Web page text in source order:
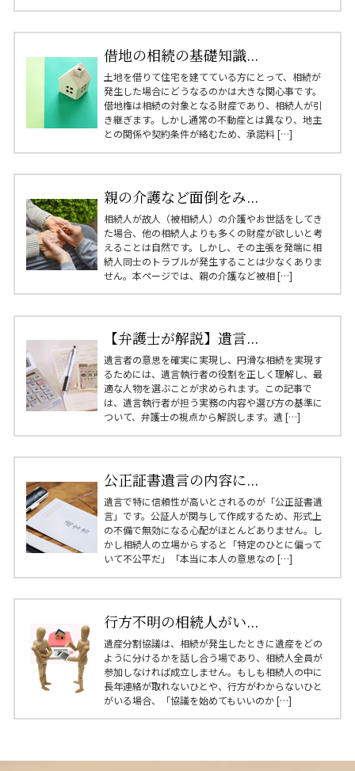
借地の相続の基礎知識...
土地を借りて住宅を建てている方にとって、相続が
発生した場合にどうなるのかは大きな関心事です。
借地権は相続の対象となる財産であり、相続人が引
き継ぎます。しかし通常の不動産とは異なり、地主
との関係や契約条件が絡むため、承諾料 […]
親の介護など面倒をみ...
相続人が故人（被相続人）の介護やお世話をしてき
た場合、他の相続人よりも多くの財産が欲しいと考
えることは自然です。しかし、その主張を発端に相
続人同士のトラブルが発生することは少なくありま
せん。本ページでは、親の介護など被相 […]
【弁護士が解説】遺言...
遺言者の意思を確実に実現し、円滑な相続を実現す
るためには、遺言執行者の役割を正しく理解し、最
適な人物を選ぶことが求められます。この記事で
は、遺言執行者が担う実務の内容や選び方の基準に
ついて、弁護士の視点から解説します。遺 […]
公正証書遺言の内容に...
遺言で特に信頼性が高いとされるのが「公正証書遺
言」です。公証人が関与して作成するため、形式上
の不備で無効になる心配がほとんどありません。し
かし相続人の立場からすると「特定のひとに偏って
いて不公平だ」「本当に本人の意思なの […]
行方不明の相続人がい...
遺産分割協議は、相続が発生したときに遺産をどの
ように分けるかを話し合う場であり、相続人全員が
参加しなければ成立しません。もしも相続人の中に
長年連絡が取れないひとや、行方がわからないひと
がいる場合、「協議を始めてもいいのか […]